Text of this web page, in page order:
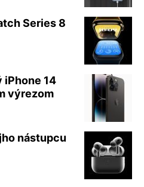
Series 8
iPhone 14
výrezom
nástupcu